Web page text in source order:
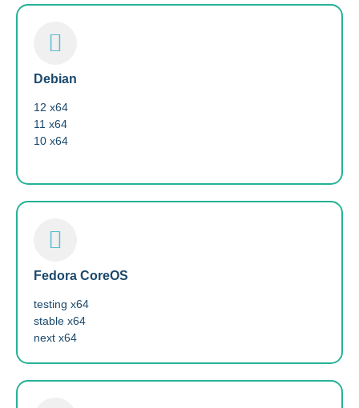
Debian
12 x64
11 x64
10 x64
Fedora CoreOS
testing x64
stable x64
next x64